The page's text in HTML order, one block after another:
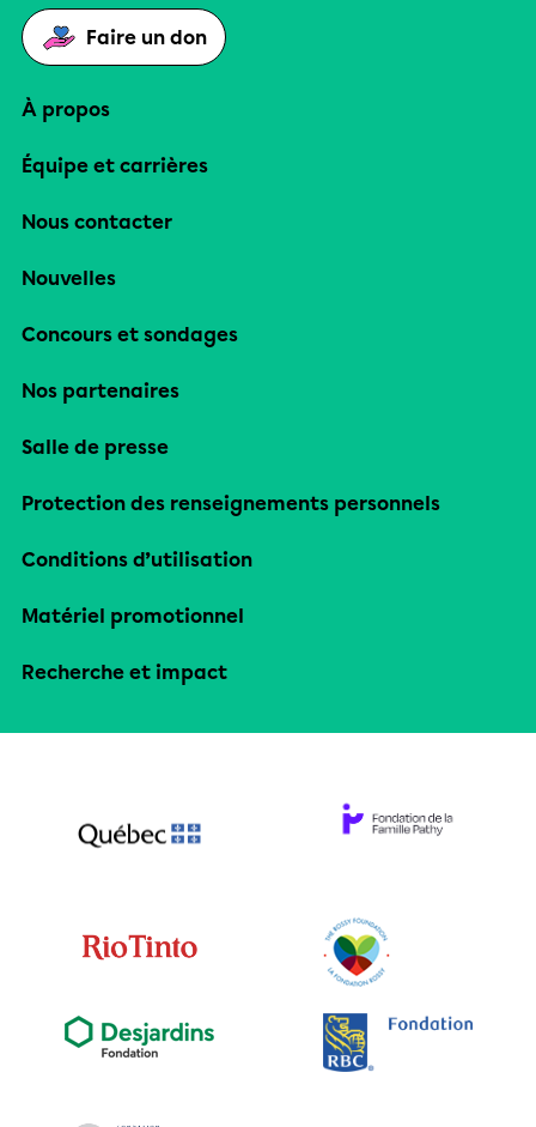
Faire un don
À propos
Équipe et carrières
Nous contacter
Nouvelles
Concours et sondages
Nos partenaires
Salle de presse
Protection des renseignements personnels
Conditions d’utilisation
Matériel promotionnel
Recherche et impact